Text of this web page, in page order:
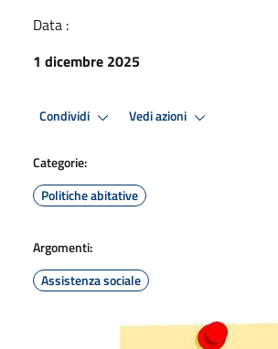
Data :
1 dicembre 2025
Condividi Vedi azioni
Categorie:
Politiche abitative
Argomenti:
Assistenza sociale